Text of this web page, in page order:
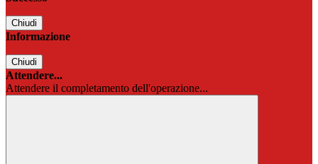
Chiudi
Informazione
Chiudi
Attendere...
Attendere il completamento dell'operazione...